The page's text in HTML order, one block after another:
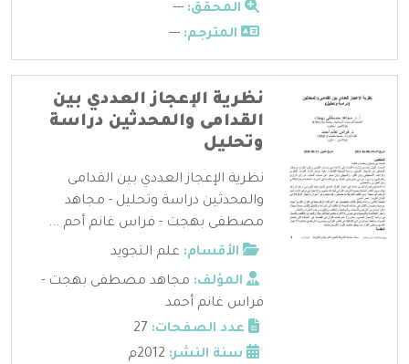
المحقق: ---
المترجم: ---
نظرية الإعجاز العددي بين
القدامى والمحدثين دراسة
وتحليل
نظرية الإعجاز العددي بين القدامى
والمحدثين دراسة وتحليل - مجاهد
مصطفى بهجت - فراس غانم أحم ...
الأقسام: علم التجويد
المؤلف: مجاهد مصطفى بهجت -
فراس غانم أحمد
عدد الصفحات:
سنة النشر: